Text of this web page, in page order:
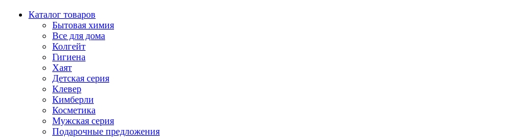
Каталог товаров
Бытовая химия
Все для дома
Колгейт
Гигиена
Хаят
Детская серия
Клевер
Кимберли
Косметика
Мужская серия
Подарочные предложения